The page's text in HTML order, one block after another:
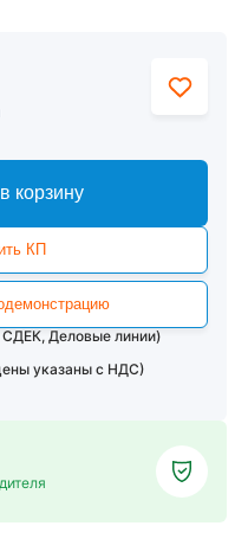
корзину
КП
Деловые линии)
указаны с НДС)